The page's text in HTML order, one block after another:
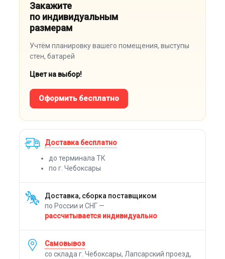
Закажите
по индивидуальным
размерам
Учтём планировку вашего помещения, выступы
стен, батарей
Цвет на выбор!
Оформить бесплатно
Доставка бесплатно
до терминала ТК
по г. Чебоксары
Доставка, сборка поставщиком
по России и СНГ —
рассчитывается индивидуально
Самовывоз
со склада г. Чебоксары, Лапсарский проезд,